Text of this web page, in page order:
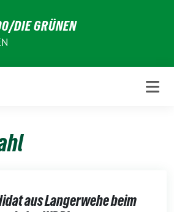
DIE GRÜNEN
aus Langerwehe beim